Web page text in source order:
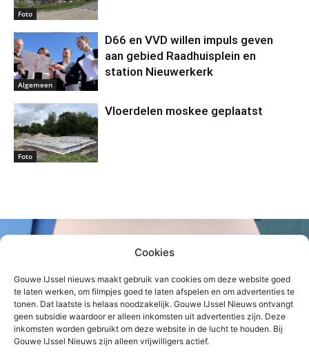
Cookies
Gouwe IJssel nieuws maakt gebruik van cookies om deze website goed
te laten werken, om filmpjes goed te laten afspelen en om advertenties te
tonen. Dat laatste is helaas noodzakelijk. Gouwe IJssel Nieuws ontvangt
geen subsidie waardoor er alleen inkomsten uit advertenties zijn. Deze
inkomsten worden gebruikt om deze website in de lucht te houden. Bij
Gouwe IJssel Nieuws zijn alleen vrijwilligers actief.
Foto
Algemeen
D66 en VVD willen impuls geven
aan gebied Raadhuisplein en
station Nieuwerkerk
Foto
Vloerdelen moskee geplaatst